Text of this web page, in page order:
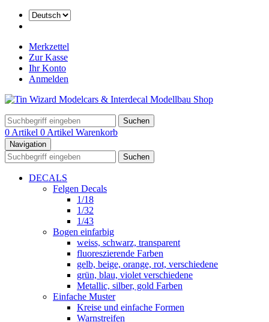
Merkzettel
Zur Kasse
Ihr Konto
Anmelden
Suchen
0 Artikel 0 Artikel Warenkorb
Navigation
Suchen
DECALS
Felgen Decals
1/18
1/32
1/43
Bogen einfarbig
weiss, schwarz, transparent
fluoreszierende Farben
gelb, beige, orange, rot, verschiedene
grün, blau, violet verschiedene
Metallic, silber, gold Farben
Einfache Muster
Kreise und einfache Formen
Warnstreifen